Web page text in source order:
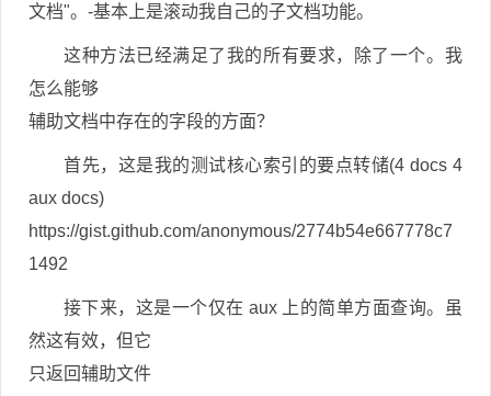
文档"。-基本上是滚动我自己的子文档功能。
这种方法已经满足了我的所有要求，除了一个。我
怎么能够
辅助文档中存在的字段的方面？
首先，这是我的测试核心索引的要点转储(4 docs 4
aux docs)
https://gist.github.com/anonymous/2774b54e667778c7
1492
接下来，这是一个仅在 aux 上的简单方面查询。虽
然这有效，但它
只返回辅助文件